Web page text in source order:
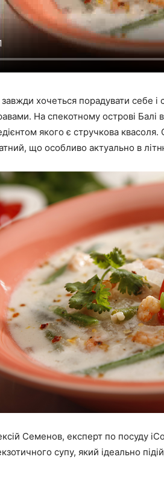
завжди хочеться порадувати себе
На спекотному острові Балі
якого є стручкова
що особливо актуально в
Семенов, експерт по посуду
супу, який ідеально